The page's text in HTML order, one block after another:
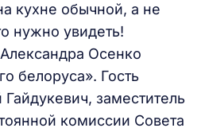
кухне обычной, а не
нужно увидеть!
Осенко
белоруса». Гость
заместитель
комиссии Совета